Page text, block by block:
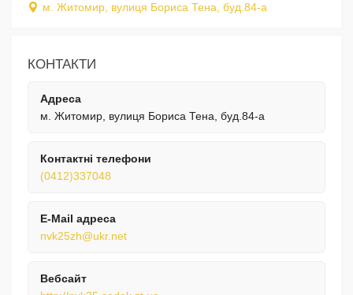
м. Житомир, вулиця Бориса Тена, буд.84-а
КОНТАКТИ
Адреса
м. Житомир, вулиця Бориса Тена, буд.84-а
Контактні телефони
(0412)337048
E-Mail адреса
nvk25zh@ukr.net
Вебсайт